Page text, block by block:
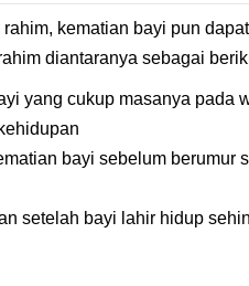
kematian bayi pun dapat
diantaranya sebagai
yang cukup masanya pada
bayi sebelum berumur
setelah bayi lahir hidup